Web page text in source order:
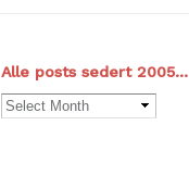
Alle posts sedert 2005…